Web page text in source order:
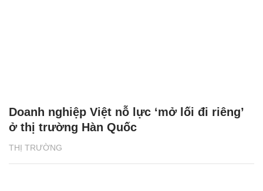
THỊ TRƯỜNG
Doanh nghiệp Việt nỗ lực ‘mở lối đi riêng’
ở thị trường Hàn Quốc